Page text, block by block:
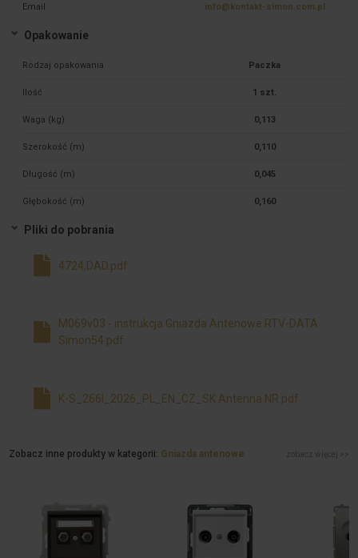
Email info@kontakt-simon.com.pl
Opakowanie
Rodzaj opakowania Paczka
Ilość 1 szt.
Waga (kg) 0,113
Szerokość (m) 0,110
Długość (m) 0,045
Głębokość (m) 0,160
Pliki do pobrania
4724,DAD.pdf
M069v03 - instrukcja Gniazda Antenowe RTV-DATA
Simon54.pdf
K-S_266I_2026_PL_EN_CZ_SK Antenna NR.pdf
Zobacz inne produkty w kategorii: Gniazda antenowe zobacz więcej >>